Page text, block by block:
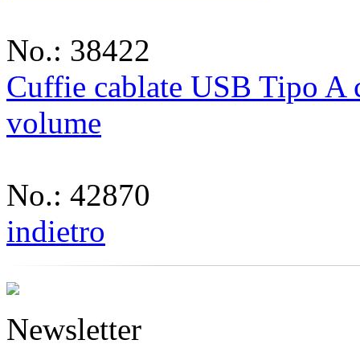
No.: 38422
Cuffie cablate USB Tipo
volume
No.: 42870
indietro
Newsletter